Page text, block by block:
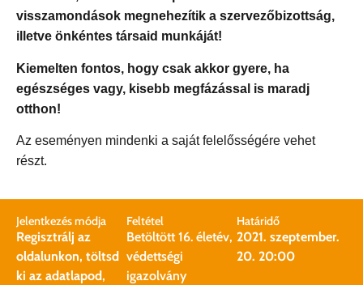
visszamondások megnehezítik a szervezőbizottság,
illetve önkéntes társaid munkáját!
Kiemelten fontos, hogy csak akkor gyere, ha
egészséges vagy, kisebb megfázással is maradj
otthon!
Az eseményen mindenki a saját felelősségére vehet
részt.
Jelentkezés módja
Regisztrálj az
oldalunkon, töltsd
ki az adatlapod,
Feltétel
Betöltött 16. életév,
védettségi
igazolvány
Határidő
2021. szeptember.
20. 20:00